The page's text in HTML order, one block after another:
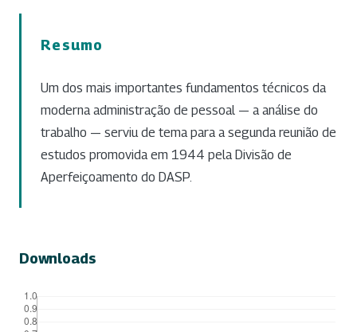
Resumo
Um dos mais importantes fundamentos técnicos da
moderna administração de pessoal — a análise do
trabalho — serviu de tema para a segunda reunião de
estudos promovida em 1944 pela Divisão de
Aperfeiçoamento do DASP.
Downloads